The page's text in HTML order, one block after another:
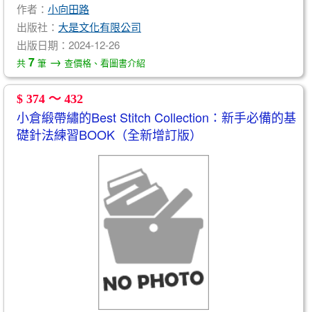
作者： 小向田路
出版社： 大是文化有限公司
出版日期：2024-12-26
共 7 筆 → 查價格、看圖書介紹
$ 374 ～ 432
小倉緞帶繡的Best Stitch Collection：新手必備的基
礎針法練習BOOK（全新增訂版）